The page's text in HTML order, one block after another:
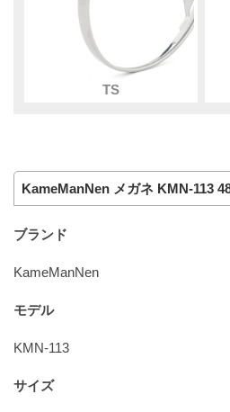
TS
KameManNen メガネ KMN-113
ブランド
KameManNen
モデル
KMN-113
サイズ